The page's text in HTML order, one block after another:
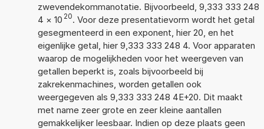
zwevendekommanotatie. Bijvoorbeeld, 9,333 333 248
4 × 10 20. Voor deze presentatievorm wordt het getal
gesegmenteerd in een exponent, hier 20, en het
eigenlijke getal, hier 9,333 333 248 4. Voor apparaten
waarop de mogelijkheden voor het weergeven van
getallen beperkt is, zoals bijvoorbeeld bij
zakrekenmachines, worden getallen ook
weergegeven als 9,333 333 248 4E+20. Dit maakt
met name zeer grote en zeer kleine aantallen
gemakkelijker leesbaar. Indien op deze plaats geen